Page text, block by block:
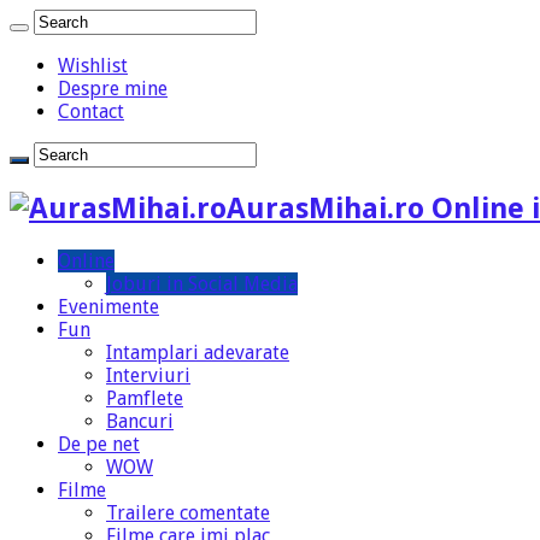
Wishlist
Despre mine
Contact
AurasMihai.ro Online
Online
Joburi in Social Media
Evenimente
Fun
Intamplari adevarate
Interviuri
Pamflete
Bancuri
De pe net
WOW
Filme
Trailere comentate